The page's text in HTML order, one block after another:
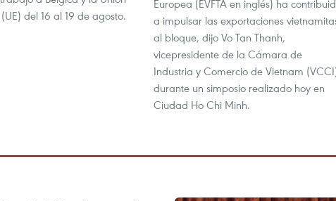
del 16 al 19 de agosto.
Europea (EVFTA en inglés) ha
a impulsar las exportaciones
al bloque, dijo Vo Tan Thanh,
vicepresidente de la Cámara de
Industria y Comercio de Vietnam
durante un simposio realizado hoy en
Ciudad Ho Chi Minh.